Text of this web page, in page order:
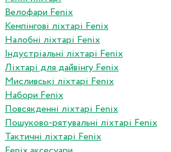
Велофари Fenix
Кемпінгові ліхтарі Fenix
Налобні ліхтарі Fenix
Індустріальні ліхтарі Fenix
Ліхтарі для дайвінгу Fenix
Мисливські ліхтарі Fenix
Набори Fenix
Повсякденні ліхтарі Fenix
Пошуково-рятувальні ліхтарі Fenix
Тактичні ліхтарі Fenix